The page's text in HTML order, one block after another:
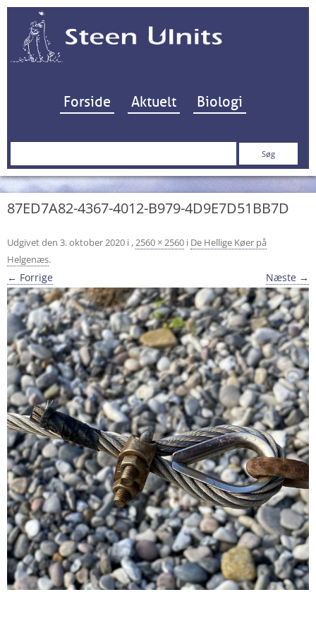
Hop til indhold
Forside Aktuelt Biologi
Søg
87ED7A82-4367-4012-B979-4D9E7D51BB7D
Udgivet den 3. oktober 2020 i ,2560 × 2560 i De Hellige Køer på
Helgenæs.
← Forrige Næste →